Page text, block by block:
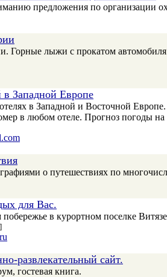
предложения по организации
Горные лыжи с прокатом
в Западной Европе
в Западной и Восточной
в любом отеле. Прогноз погоды на
о путешествиях по
для Вас.
в курортном поселке
]
развлекательный сайт.
гостевая книга.